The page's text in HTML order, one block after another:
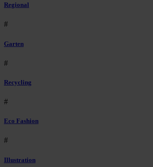
Regional
#
Garten
#
Recycling
#
Eco Fashion
#
Illustration